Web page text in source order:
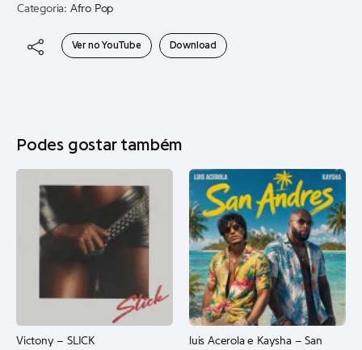
Categoria: Afro Pop
Ver no YouTube Download
Podes gostar também
Victony – SLICK
luis Acerola e Kaysha – San